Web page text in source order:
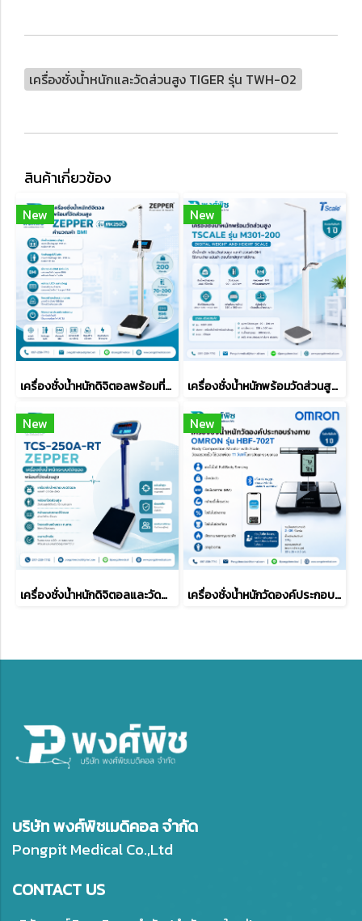
เครื่องชั่งน้ำหนักและวัดส่วนสูง TIGER รุ่น TWH-02
สินค้าเกี่ยวข้อง
New
เครื่องชั่งน้ำหนักดิจิตอลพร้อมที่วัดส่วนสูง ZEPPER รุ่น MK250C (คำนวณค่า BMI)
New
เครื่องชั่งน้ำหนักพร้อมวัดส่วนสูง TSCALE รุ่น M301-200
New
เครื่องชั่งน้ำหนักดิจิตอลและวัดส่วนสูง และ BMI ยี่ห้อ ZEPPER TCS-250A-RT
New
เครื่องชั่งน้ำหนักวัดองค์ประกอบร่างกาย OMRON รุ่น HBF-702T
บริษัท พงศ์พิชเมดิคอล จำกัด
Pongpit Medical Co.,Ltd
CONTACT US